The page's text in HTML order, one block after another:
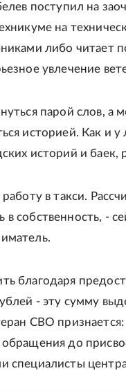
поступил на
на
либо читает
увлечение
парой слов, а
историей. Как и у
историй и баек,
в такси.
собственность, -
благодаря
- эту сумму
СВО
до
специалисты